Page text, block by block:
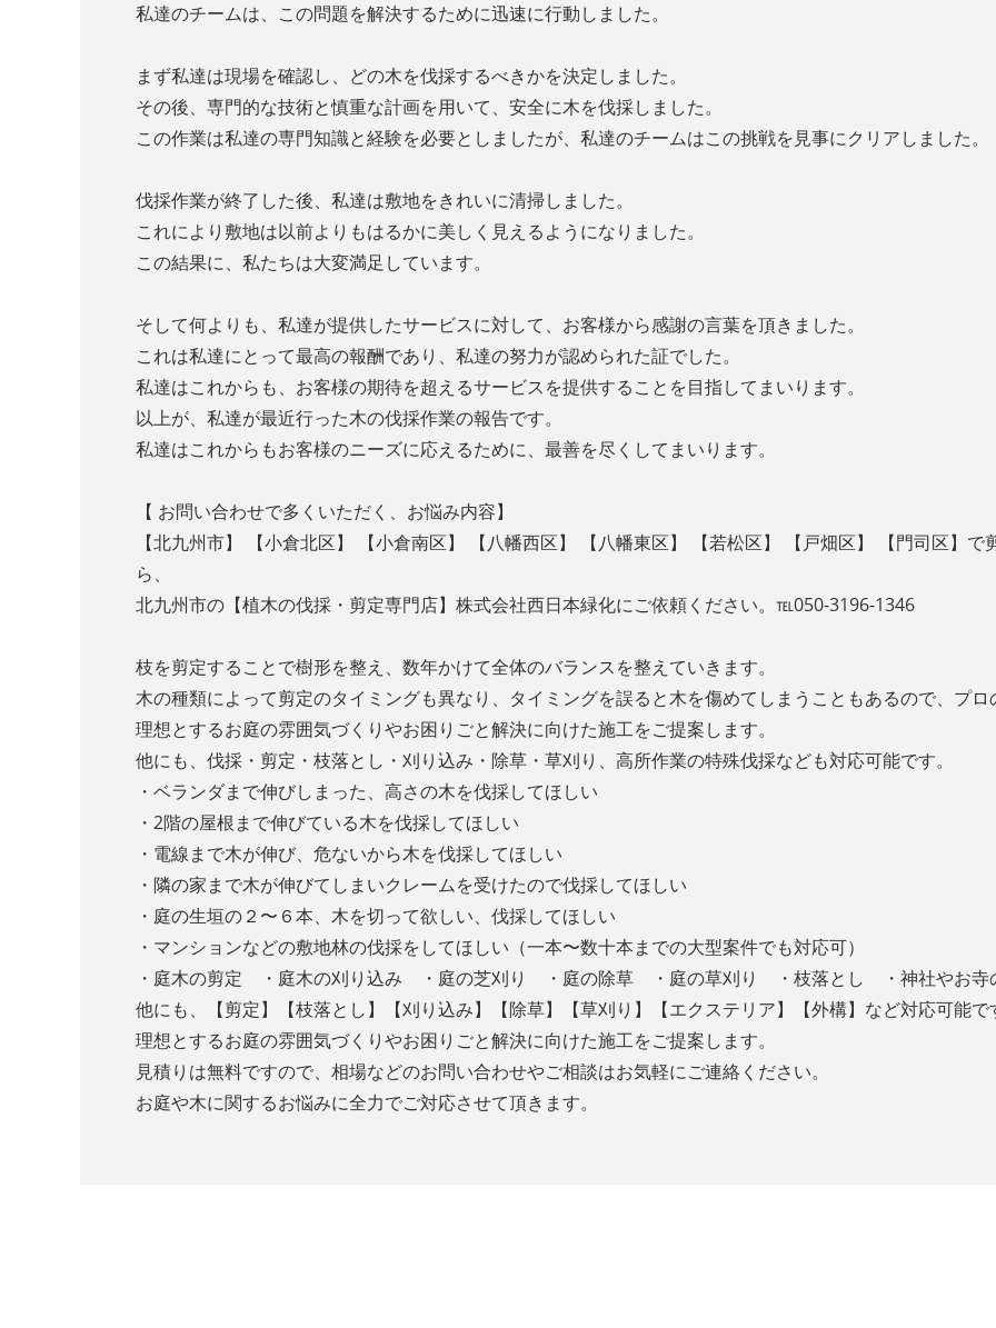
私達のチームは、この問題を解決するために迅速に行動しました。
まず私達は現場を確認し、どの木を伐採するべきかを決定しました。
その後、専門的な技術と慎重な計画を用いて、安全に木を伐採しました。
この作業は私達の専門知識と経験を必要としましたが、私達のチームはこの挑戦を見事にクリアしました。
伐採作業が終了した後、私達は敷地をきれいに清掃しました。
これにより敷地は以前よりもはるかに美しく見えるようになりました。
この結果に、私たちは大変満足しています。
そして何よりも、私達が提供したサービスに対して、お客様から感謝の言葉を頂きました。
これは私達にとって最高の報酬であり、私達の努力が認められた証でした。
私達はこれからも、お客様の期待を超えるサービスを提供することを目指してまいります。
以上が、私達が最近行った木の伐採作業の報告です。
私達はこれからもお客様のニーズに応えるために、最善を尽くしてまいります。
【 お問い合わせで多くいただく、お悩み内容】
【北九州市】 【小倉北区】 【小倉南区】 【八幡西区】 【八幡東区】 【若松区】 【戸畑区】 【門司区】
ら、
北九州市の【植木の伐採・剪定専門店】株式会社西日本緑化にご依頼ください。℡050-3196-1346
枝を剪定することで樹形を整え、数年かけて全体のバランスを整えていきます。
木の種類によって剪定のタイミングも異なり、タイミングを誤ると木を傷めてしまうこともあるので、プ
理想とするお庭の雰囲気づくりやお困りごと解決に向けた施工をご提案します。
他にも、伐採・剪定・枝落とし・刈り込み・除草・草刈り、高所作業の特殊伐採なども対応可能です。
・ベランダまで伸びしまった、高さの木を伐採してほしい
・2階の屋根まで伸びている木を伐採してほしい
・電線まで木が伸び、危ないから木を伐採してほしい
・隣の家まで木が伸びてしまいクレームを受けたので伐採してほしい
・庭の生垣の２〜６本、木を切って欲しい、伐採してほしい
・マンションなどの敷地林の伐採をしてほしい（一本〜数十本までの大型案件でも対応可）
・庭木の剪定 ・庭木の刈り込み ・庭の芝刈り ・庭の除草 ・庭の草刈り ・枝落とし ・神社やお寺
他にも、【剪定】【枝落とし】【刈り込み】【除草】【草刈り】【エクステリア】【外構】など対応可能で
理想とするお庭の雰囲気づくりやお困りごと解決に向けた施工をご提案します。
見積りは無料ですので、相場などのお問い合わせやご相談はお気軽にご連絡ください。
お庭や木に関するお悩みに全力でご対応させて頂きます。